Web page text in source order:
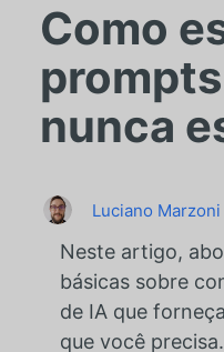
Como
nunca
Luciano Marzoni
Neste artigo,
básicas sobre
de IA que
que você